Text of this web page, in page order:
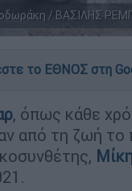
/ ΒΑΣΙΛΗΣ
το ΕΘΝΟΣ στη
, όπως κάθε
από τη ζωή το